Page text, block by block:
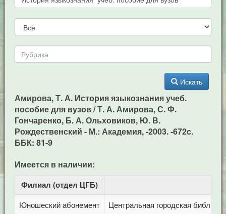
Искать
Амирова, Т. А. История языкознания учеб.
пособие для вузов / Т. А. Амирова, С. Ф.
Гончаренко, Б. А. Ольховиков, Ю. В.
Рождественский - М.: Академия, -2003. -672c.
ББК: 81-9
Имеется в наличии:
Филиал (отдел ЦГБ)
Юношеский абонемент Центральная городская